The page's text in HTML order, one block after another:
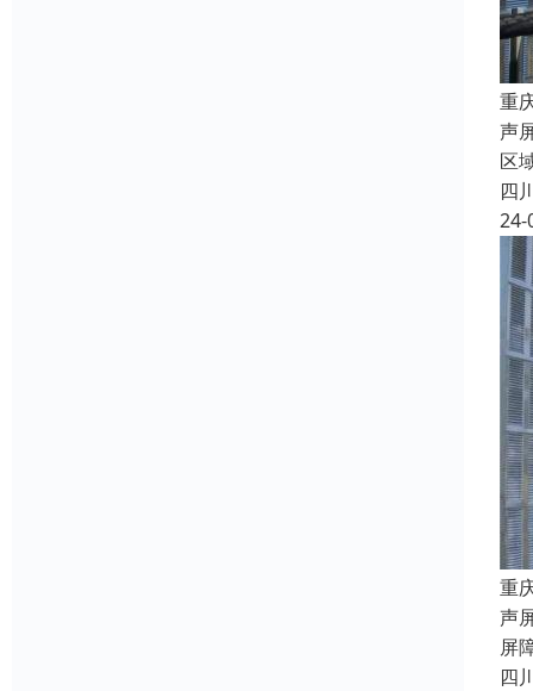
重
声
区
四
24-
重
声
屏
四